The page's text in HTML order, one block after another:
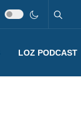
LOZ PODCAST